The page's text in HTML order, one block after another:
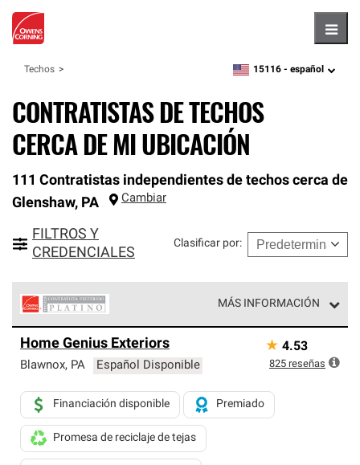
Techos zipcode, language
15116 - español
CONTRATISTAS DE TECHOS
CERCA DE MI UBICACIÓN
111 Contratistas independientes de techos cerca de
Glenshaw, PA Cambiar
FILTROS Y
CREDENCIALES
Clasificar por:
MÁS INFORMACIÓN
Corning constituyen el nivel superior de nuestra red
exclusiva y cumplen con estándares estrictos de
Solo ellos pueden ofrecer nuestra mejor garantía de
sistemas de techos.
Home Genius Exteriors
Blawnox, PA Español Disponible
Financiación disponible Premiado
Promesa de reciclaje de tejas
★ 4.53
825 reseñas